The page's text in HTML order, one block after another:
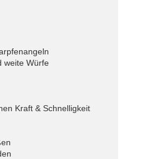
weite Würfe
Kraft & Schnelligkeit